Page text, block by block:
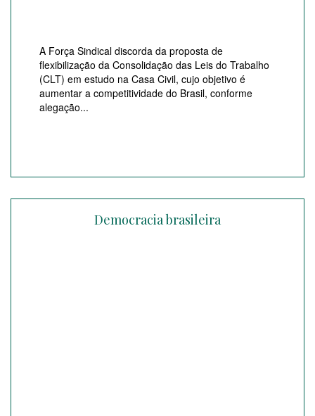
A Força Sindical discorda da proposta de
flexibilização da Consolidação das Leis do Trabalho
(CLT) em estudo na Casa Civil, cujo objetivo é
aumentar a competitividade do Brasil, conforme
alegação...
Democracia brasileira